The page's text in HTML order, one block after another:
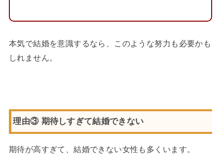
本気で結婚を意識するなら、このような努力も必要かも
しれません。
理由③ 期待しすぎて結婚できない
期待が高すぎて、結婚できない女性も多くいます。